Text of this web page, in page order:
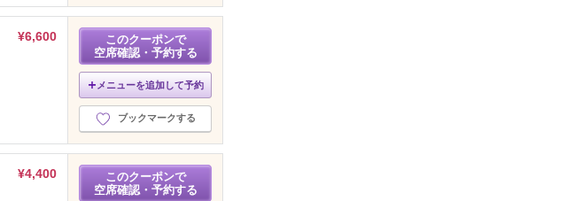
2024年7月分
2024年6月分（3）
2024年5月分（7）
2024年4月分（9）
2024年3月分
2024年2月分（3）
2024年1月分（3）
2023年12月分（4）
2023年11月分（4）
2023年10月分（4）
¥6,600
このクーポンで
空席確認・予約する
メニューを追加して予約
ブックマークする
¥4,400
このクーポンで
空席確認・予約する